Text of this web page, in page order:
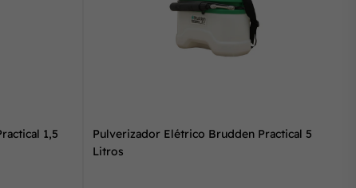
1,5
Pulverizador Elétrico Brudden Practical 5
Litros